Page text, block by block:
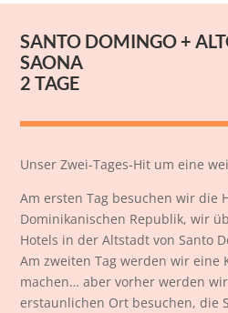
SANTO DOMINGO +
SAONA
2 TAGE
Unser Zwei-Tages-Hit um eine
Am ersten Tag besuchen wir die
Dominikanischen Republik, wir
Hotels in der Altstadt von Santo
Am zweiten Tag werden wir eine
machen… aber vorher werden
erstaunlichen Ort besuchen, die